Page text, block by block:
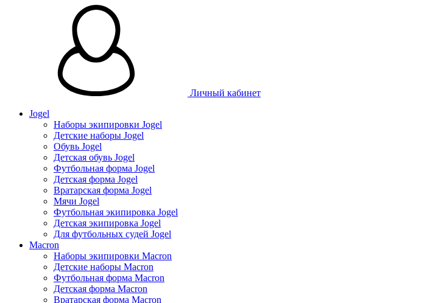
Личный кабинет
Jogel
Наборы экипировки Jogel
Детские наборы Jogel
Обувь Jogel
Детская обувь Jogel
Футбольная форма Jogel
Детская форма Jogel
Вратарская форма Jogel
Мячи Jogel
Футбольная экипировка Jogel
Детская экипировка Jogel
Для футбольных судей Jogel
Macron
Наборы экипировки Macron
Детские наборы Macron
Футбольная форма Macron
Детская форма Macron
Вратарская форма Macron